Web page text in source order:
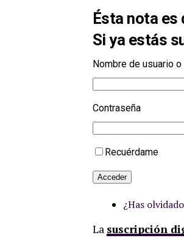
Ésta nota es
Si ya estás
Nombre de usuario
Contraseña
Recuérdame
Acceder
¿Has
La suscripción